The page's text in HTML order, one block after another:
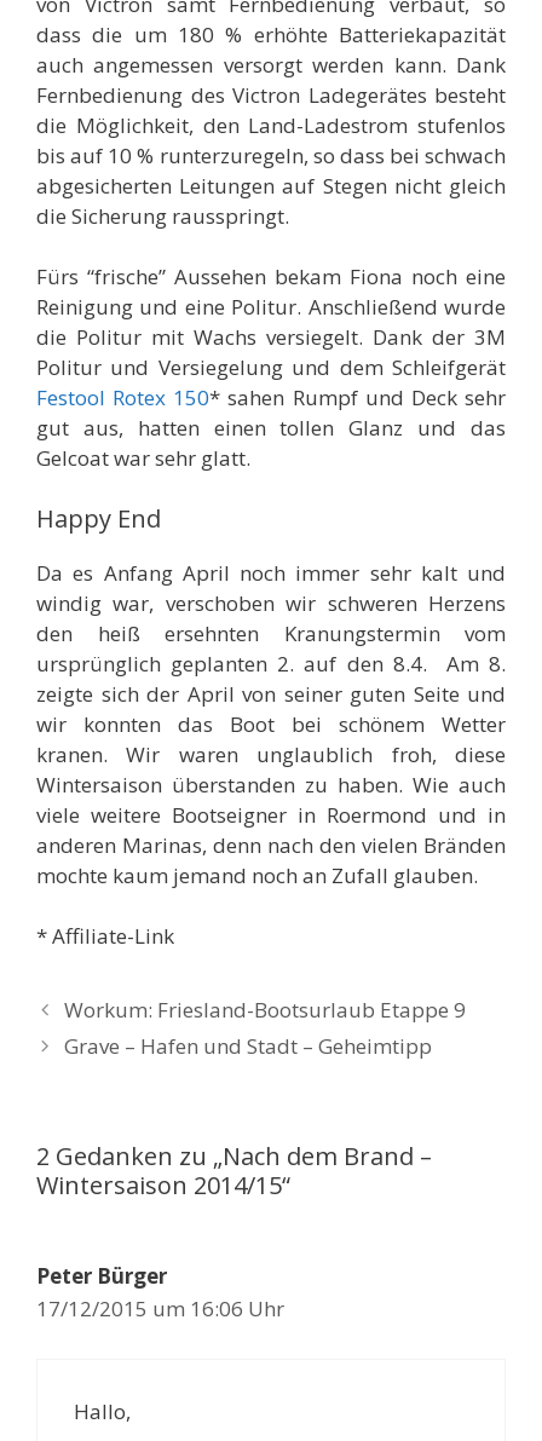
dass die um 180 % erhöhte Batteriekapazität
auch angemessen versorgt werden kann. Dank
Fernbedienung des Victron Ladegerätes besteht
die Möglichkeit, den Land-Ladestrom stufenlos
bis auf 10 % runterzuregeln, so dass bei schwach
abgesicherten Leitungen auf Stegen nicht gleich
die Sicherung rausspringt.
Fürs “frische” Aussehen bekam Fiona noch eine
Reinigung und eine Politur. Anschließend wurde
die Politur mit Wachs versiegelt. Dank der 3M
Politur und Versiegelung und dem Schleifgerät
Festool Rotex 150* sahen Rumpf und Deck sehr
gut aus, hatten einen tollen Glanz und das
Gelcoat war sehr glatt.
Happy End
Da es Anfang April noch immer sehr kalt und
windig war, verschoben wir schweren Herzens
den heiß ersehnten Kranungstermin vom
ursprünglich geplanten 2. auf den 8.4. Am 8.
zeigte sich der April von seiner guten Seite und
wir konnten das Boot bei schönem Wetter
kranen. Wir waren unglaublich froh, diese
Wintersaison überstanden zu haben. Wie auch
viele weitere Bootseigner in Roermond und in
anderen Marinas, denn nach den vielen Bränden
mochte kaum jemand noch an Zufall glauben.
* Affiliate-Link
Workum: Friesland-Bootsurlaub Etappe 9
Grave – Hafen und Stadt – Geheimtipp
2 Gedanken zu „Nach dem Brand –
Wintersaison 2014/15“
Peter Bürger
17/12/2015 um 16:06 Uhr
Hallo,